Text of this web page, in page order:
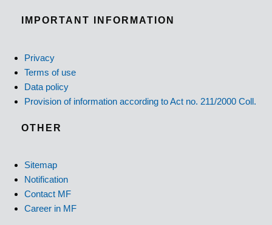
IMPORTANT INFORMATION
Privacy
Terms of use
Data policy
Provision of information according to Act no. 211/2000 Coll.
OTHER
Sitemap
Notification
Contact MF
Career in MF